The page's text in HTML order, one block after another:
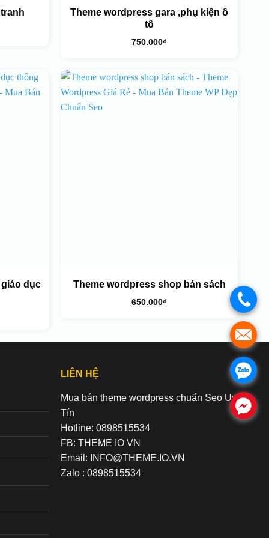
Theme wordpress gara ,phụ kiện ô
tô
750.000₫
dục Theme wordpress shop bán sách
650.000₫
LIÊN HỆ
Mua bán theme wordpress chuẩn Seo Uy
Tín
Hotline: 0898515534
FB: THEME IO VN
Email: INFO@THEME.IO.VN
Zalo : 0898515534
.
.
.
.